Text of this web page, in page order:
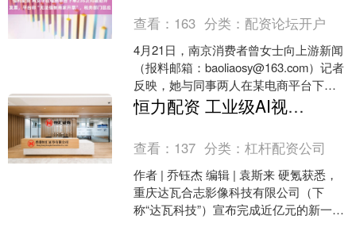
查看： 163 分类： 配资论坛开户
4月21日，南京消费者曾女士向上游新闻
（报料邮箱：baoliaosy@163.com）记者
反映，她与同事两人在某电商平台下单
236次，累计消费5677元。订单完....
恒力配资 工业级AI视频厂商再融资，掌握120TB独家数据，营收破亿 | 硬氪首发
查看： 137 分类：杠杆配资公司
作者 | 乔钰杰 编辑 | 袁斯来 硬氪获悉，
重庆达瓦合志影像科技有限公司（下
称“达瓦科技”）宣布完成近亿元的新一轮